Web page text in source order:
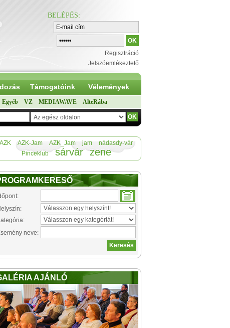
BELÉPÉS:
Regisztráció
Jelszóemlékeztető
Támogatóink Vélemények
Egyéb VZ MEDIAWAVE AlteRába
AZK AZK-Jam AZK_Jam jam
nádasdy-vár
Pinceklub
sárvár zene
neve:
AJÁNLÓ